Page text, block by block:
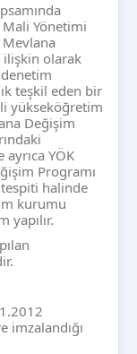
Mali Yönetimi
ilişkin olarak
teşkil eden bir
yükseköğretim
Değişim
YÖK
Programı
halinde
kurumu
yapılır.